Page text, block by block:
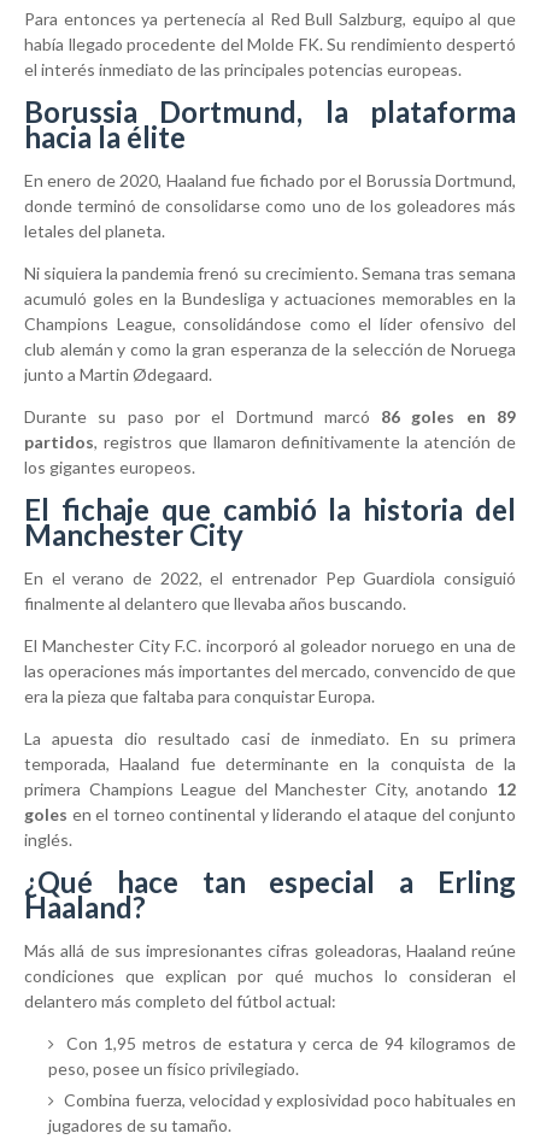
Para entonces ya pertenecía al Red Bull Salzburg, equipo al que
había llegado procedente del Molde FK. Su rendimiento despertó
el interés inmediato de las principales potencias europeas.
Borussia Dortmund, la plataforma
hacia la élite
En enero de 2020, Haaland fue fichado por el Borussia Dortmund,
donde terminó de consolidarse como uno de los goleadores más
letales del planeta.
Ni siquiera la pandemia frenó su crecimiento. Semana tras semana
acumuló goles en la Bundesliga y actuaciones memorables en la
Champions League, consolidándose como el líder ofensivo del
club alemán y como la gran esperanza de la selección de Noruega
junto a Martin Ødegaard.
Durante su paso por el Dortmund marcó 86 goles en 89
partidos, registros que llamaron definitivamente la atención de
los gigantes europeos.
El fichaje que cambió la historia del
Manchester City
En el verano de 2022, el entrenador Pep Guardiola consiguió
finalmente al delantero que llevaba años buscando.
El Manchester City F.C. incorporó al goleador noruego en una de
las operaciones más importantes del mercado, convencido de que
era la pieza que faltaba para conquistar Europa.
La apuesta dio resultado casi de inmediato. En su primera
temporada, Haaland fue determinante en la conquista de la
primera Champions League del Manchester City, anotando 12
goles en el torneo continental y liderando el ataque del conjunto
inglés.
¿Qué hace tan especial a Erling
Haaland?
Más allá de sus impresionantes cifras goleadoras, Haaland reúne
condiciones que explican por qué muchos lo consideran el
delantero más completo del fútbol actual:
Con 1,95 metros de estatura y cerca de 94 kilogramos de
peso, posee un físico privilegiado.
Combina fuerza, velocidad y explosividad poco habituales en
jugadores de su tamaño.